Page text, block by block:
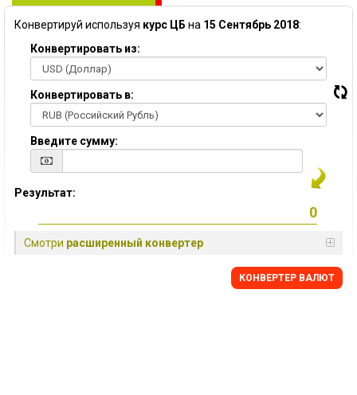
Конвертируй используя курс ЦБ на 15 Сентябрь 2018:
Конвертировать из:
Конвертировать в:
Введите сумму:
Результат:
Смотри расширенный конвертер
КОНВЕРТЕР ВАЛЮТ